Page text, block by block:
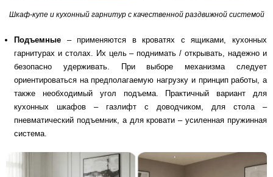
Шкаф-купе и кухонный гарнитур с качественной раздвижной системой
Подъемные – применяются в кроватях с ящиками, кухонных
гарнитурах и столах. Их цель – поднимать / открывать, надежно и
безопасно удерживать. При выборе механизма следует
ориентироваться на предполагаемую нагрузку и принцип работы, а
также необходимый угол подъема. Практичный вариант для
кухонных шкафов – газлифт с доводчиком, для стола –
пневматический подъемник, а для кровати – усиленная пружинная
система.